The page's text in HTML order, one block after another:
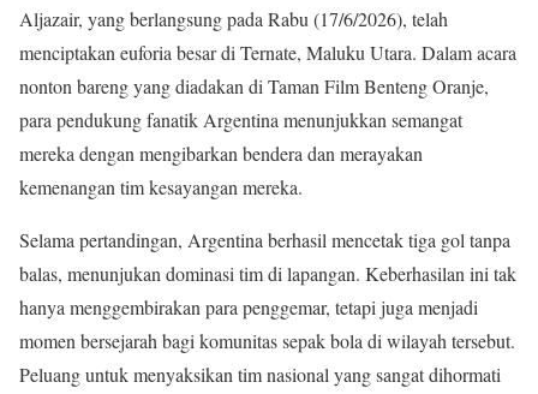
Aljazair, yang berlangsung pada Rabu (17/6/2026), telah
menciptakan euforia besar di Ternate, Maluku Utara. Dalam acara
nonton bareng yang diadakan di Taman Film Benteng Oranje,
para pendukung fanatik Argentina menunjukkan semangat
mereka dengan mengibarkan bendera dan merayakan
kemenangan tim kesayangan mereka.
Selama pertandingan, Argentina berhasil mencetak tiga gol tanpa
balas, menunjukan dominasi tim di lapangan. Keberhasilan ini tak
hanya menggembirakan para penggemar, tetapi juga menjadi
momen bersejarah bagi komunitas sepak bola di wilayah tersebut.
Peluang untuk menyaksikan tim nasional yang sangat dihormati